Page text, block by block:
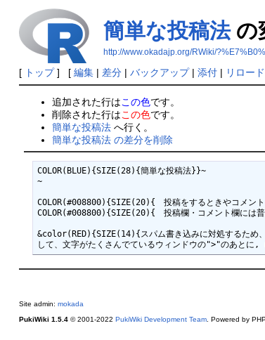
簡単な投稿法の
http://www.okadajp.org/RWiki/
[ トップ] [ 編集| 差分| バックアップ| 添付| リロード
追加された行はこの色です。
削除された行はこの色です。
簡単な投稿法 へ行く。
簡単な投稿法 の差分を削除
COLOR(BLUE){SIZE(28){簡単な投稿法}}~
~
COLOR(#008800){SIZE(20){　投稿をするときやコメン
COLOR(#008800){SIZE(20){　投稿欄・コメント欄には
&color(RED){SIZE(14){スパム書き込みに対処するため
Site admin: mokada
PukiWiki 1.5.4© 2001-2022 PukiWiki Development Team. Powered by